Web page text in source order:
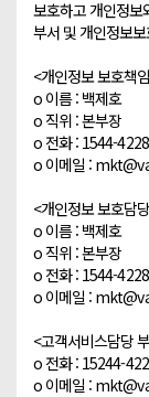
보호하고 개인정보
부서 및 개인정보
<개인정보 보호책
o 이름 : 백제호
o 직위 : 본부장
o 전화 : 1544-4228
o 이메일 :
<개인정보 보호담
o 이름 : 백제호
o 직위 : 본부장
o 전화 : 1544-4228
o 이메일 :
<고객서비스담당
o 전화 : 15244-
o 이메일 :